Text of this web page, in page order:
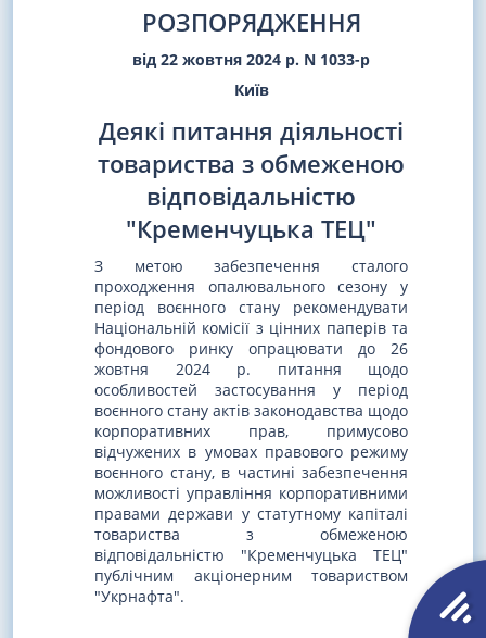
РОЗПОРЯДЖЕННЯ
від 22 жовтня 2024 р. N 1033-р
Київ
Деякі питання діяльності
товариства з обмеженою
відповідальністю
"Кременчуцька ТЕЦ"
З метою забезпечення сталого
проходження опалювального сезону у
період воєнного стану рекомендувати
Національній комісії з цінних паперів та
фондового ринку опрацювати до 26
жовтня 2024 р. питання щодо
особливостей застосування у період
воєнного стану актів законодавства щодо
корпоративних прав, примусово
відчужених в умовах правового режиму
воєнного стану, в частині забезпечення
можливості управління корпоративними
правами держави у статутному капіталі
товариства з обмеженою
відповідальністю "Кременчуцька ТЕЦ"
публічним акціонерним товариством
"Укрнафта".